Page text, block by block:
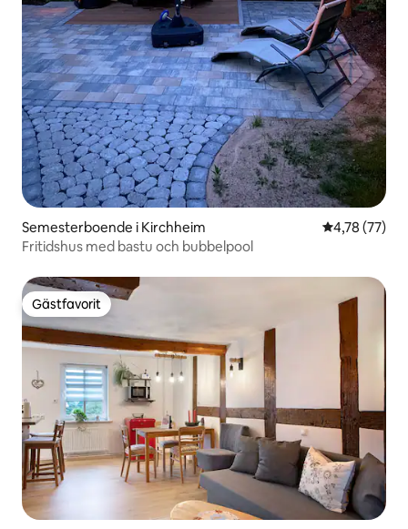
Semesterboende i Kirchheim 4,78 av 5 i
4,78 (77)
Fritidshus med bastu och bubbelpool
Gästfavorit
Gästfavorit